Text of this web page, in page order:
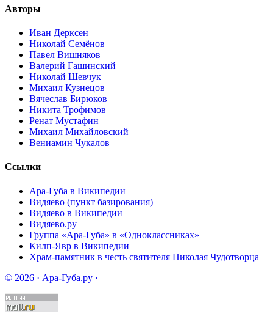
Авторы
Иван Дерксен
Николай Семёнов
Павел Вишняков
Валерий Гашинский
Николай Шевчук
Михаил Кузнецов
Вячеслав Бирюков
Никита Трофимов
Ренат Мустафин
Михаил Михайловский
Вениамин Чукалов
Ссылки
Ара-Губа в Википедии
Видяево (пункт базирования)
Видяево в Википедии
Видяево.ру
Группа «Ара-Губа» в «Одноклассниках»
Килп-Явр в Википедии
Храм-памятник в честь святителя Николая Чудотворца
© 2026 · Ара-Губа.ру ·